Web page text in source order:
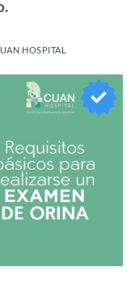
HOSPITAL